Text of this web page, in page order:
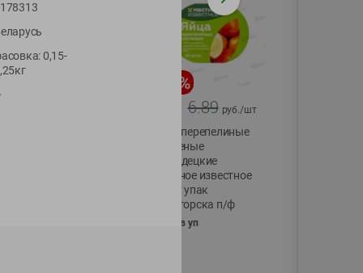
%
6.89 руб./шт
Яйца перепелиные
копченые
Молодецкие
Местное известное
20 шт упак
Солигорска п/ф
20шт в уп
0,15-